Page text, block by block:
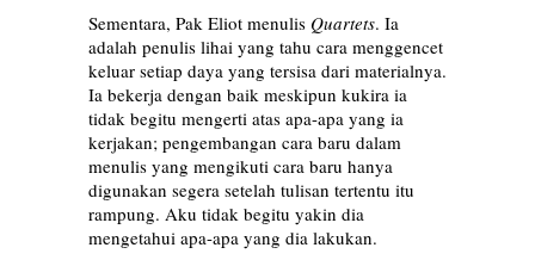
Sementara, Pak Eliot menulis Quartets. Ia
adalah penulis lihai yang tahu cara menggencet
keluar setiap daya yang tersisa dari materialnya.
Ia bekerja dengan baik meskipun kukira ia
tidak begitu mengerti atas apa-apa yang ia
kerjakan; pengembangan cara baru dalam
menulis yang mengikuti cara baru hanya
digunakan segera setelah tulisan tertentu itu
rampung. Aku tidak begitu yakin dia
mengetahui apa-apa yang dia lakukan.